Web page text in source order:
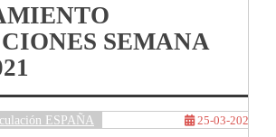
SEMANA
ESPAÑA 25-03-2021